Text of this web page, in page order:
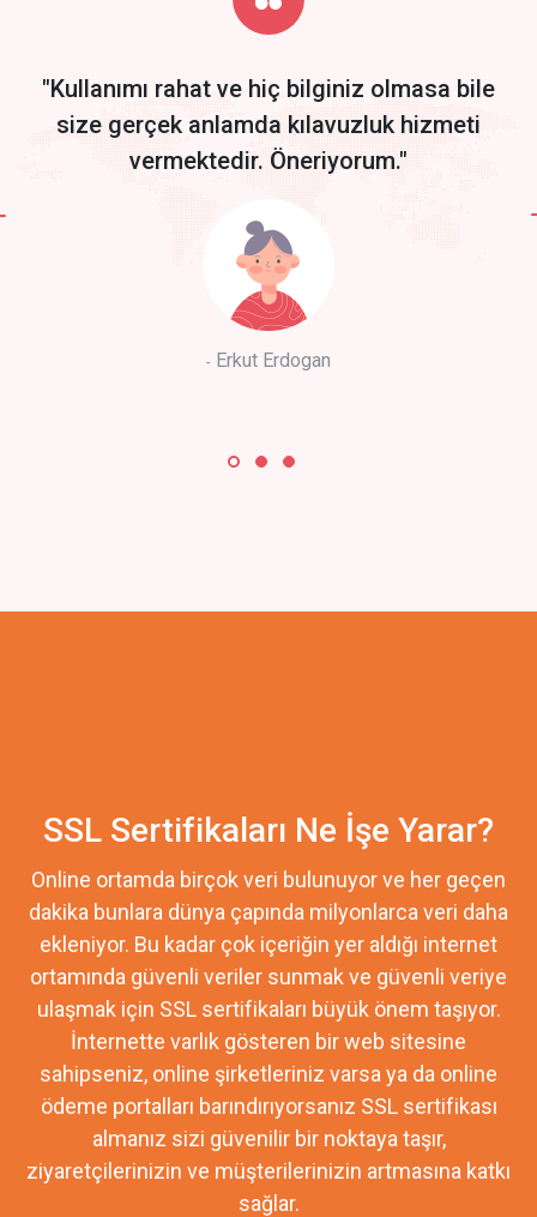
Start by trying our service for 30 days free trial no credit card
required.
"Kullanımı rahat ve hiç bilginiz olmasa bile
size gerçek anlamda kılavuzluk hizmeti
vermektedir. Öneriyorum."
Erkut Erdogan
SSL Sertifikaları Ne İşe Yarar?
Online ortamda birçok veri bulunuyor ve her geçen
dakika bunlara dünya çapında milyonlarca veri daha
ekleniyor. Bu kadar çok içeriğin yer aldığı internet
ortamında güvenli veriler sunmak ve güvenli veriye
ulaşmak için SSL sertifikaları büyük önem taşıyor.
İnternette varlık gösteren bir web sitesine
sahipseniz, online şirketleriniz varsa ya da online
ödeme portalları barındırıyorsanız SSL sertifikası
almanız sizi güvenilir bir noktaya taşır,
ziyaretçilerinizin ve müşterilerinizin artmasına katkı
sağlar.